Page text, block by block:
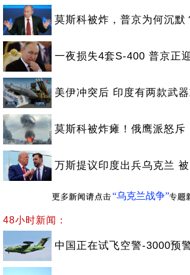
莫斯科被炸，普京为何沉默
一夜损失4套S-400 普京正
美伊冲突后 印度有两款武
莫斯科被炸瘫！俄鹰派怒斥
万斯提议印度出兵乌克兰
“乌克兰战争”
48小时新闻：
中国正在试飞空警-3000预